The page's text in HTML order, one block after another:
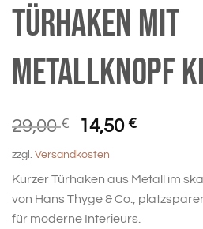
Türhaken mit
Metallknopf
29,00€
Ursprünglicher
war:
29,00 €
14,50€Aktueller
14,50 €.
zzgl. Versandkosten
Kurzer Türhaken aus Metall im
von Hans Thyge & Co.,
für moderne Interieurs.